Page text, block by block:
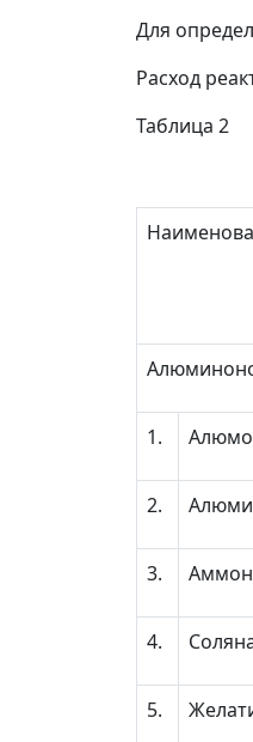
Для
Расход
Таблица 2
1.
2.
3.
4.
5.